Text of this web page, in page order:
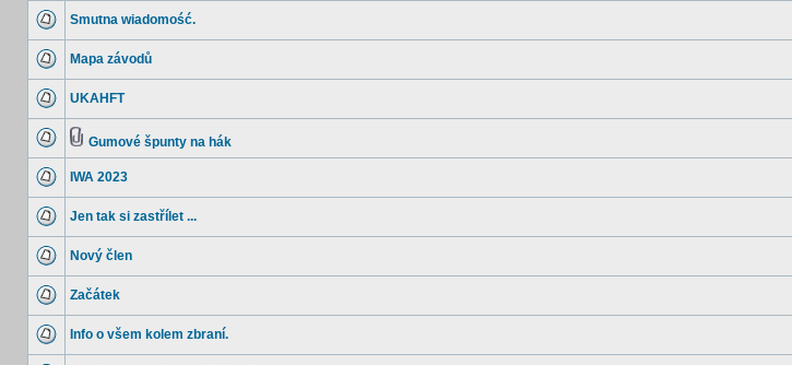
Smutna wiadomość.
Mapa závodů
UKAHFT
Gumové špunty na hák
IWA 2023
Jen tak si zastřílet ...
Nový člen
Začátek
Info o všem kolem zbraní.